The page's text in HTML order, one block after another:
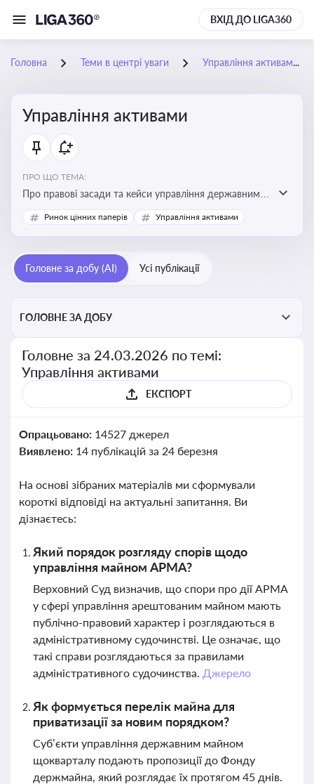
ВХІД ДО LIGA360
Головна Теми в центрі уваги Управління активами
Управління активами
ПРО ЩО ТЕМА:
Про правові засади та кейси управління державними,
комунальними та корпоративними активами, для
юристів і керівників, які відповідають за збереження
Ринок цінних паперів Управління активами
Головне за добу (AI) Усі публікації
ГОЛОВНЕ ЗА ДОБУ
Головне за 24.03.2026 по темі:
Управління активами
ЕКСПОРТ
Опрацьовано: 14527 джерел
Виявлено: 14 публікацій за 24 березня
На основі зібраних матеріалів ми сформували
короткі відповіді на актуальні запитання. Ви
дізнаєтесь:
Який порядок розгляду спорів щодо
управління майном АРМА?
Верховний Суд визначив, що спори про дії АРМА
у сфері управління арештованим майном мають
публічно-правовий характер і розглядаються в
адміністративному судочинстві. Це означає, що
такі справи розглядаються за правилами
адміністративного судочинства. Джерело
Як формується перелік майна для
приватизації за новим порядком?
Суб’єкти управління державним майном
щокварталу подають пропозиції до Фонду
держмайна, який розглядає їх протягом 45 днів.